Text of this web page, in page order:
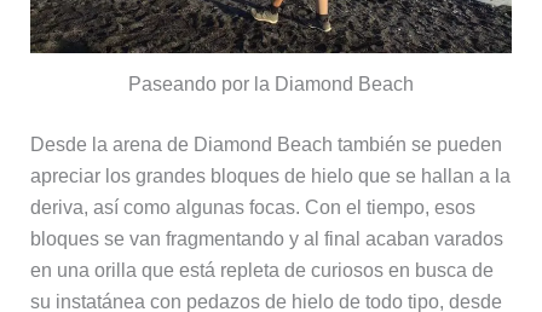
Paseando por la Diamond Beach
Desde la arena de Diamond Beach también se pueden
apreciar los grandes bloques de hielo que se hallan a la
deriva, así como algunas focas. Con el tiempo, esos
bloques se van fragmentando y al final acaban varados
en una orilla que está repleta de curiosos en busca de
su instatánea con pedazos de hielo de todo tipo, desde